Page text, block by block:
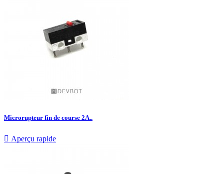
Microrupteur fin de course 2A..
 Aperçu rapide